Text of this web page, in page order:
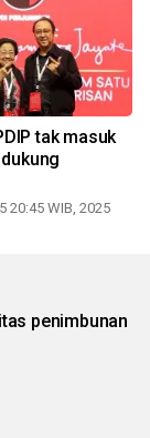
tak masuk
20:45 WIB, 2025
penimbunan